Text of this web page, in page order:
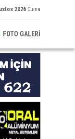
2026 Cuma
FOTO GALERİ